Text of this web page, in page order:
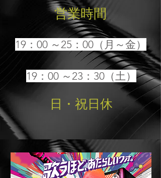
営業時間
19：00 ～25：00（月～金）
19：00 ～23：30（土）
日・祝日休